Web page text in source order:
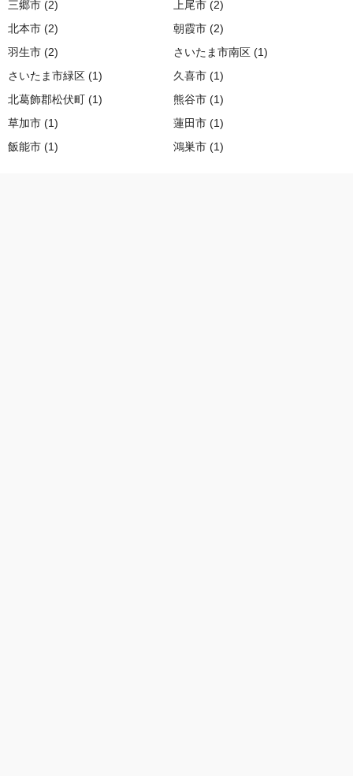
三郷市 (2) 上尾市 (2)
北本市 (2) 朝霞市 (2)
羽生市 (2) さいたま市南区 (1)
さいたま市緑区 (1) 久喜市 (1)
北葛飾郡松伏町 (1) 熊谷市 (1)
草加市 (1) 蓮田市 (1)
飯能市 (1) 鴻巣市 (1)